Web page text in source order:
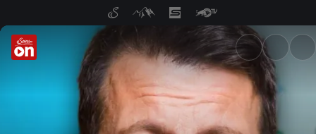
ServusTV On: Livestreams,